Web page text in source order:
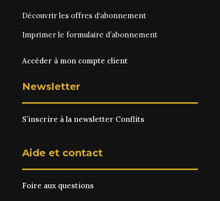
Découvrir les offres d‘abonnement
Imprimer le formulaire d’abonnement
Accéder à mon compte client
Newsletter
S’inscrire à la newsletter Conflits
Aide et contact
Foire aux questions